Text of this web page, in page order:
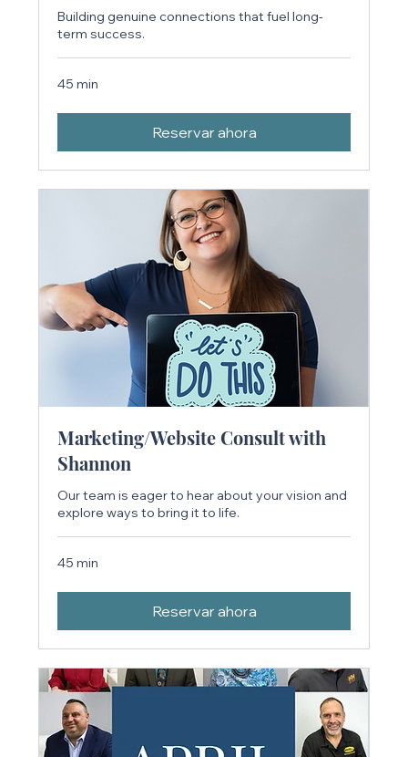
Building genuine connections that fuel long-
term success.
45 min
Reservar ahora
Marketing/Website Consult with
Shannon
Our team is eager to hear about your vision and
explore ways to bring it to life.
45 min
Reservar ahora